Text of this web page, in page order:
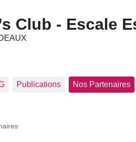
Club - Escale
Publications Nos Partenaires